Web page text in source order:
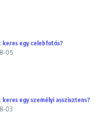
keres egy celebfotós?
05
keres egy személyi asszisztens?
03